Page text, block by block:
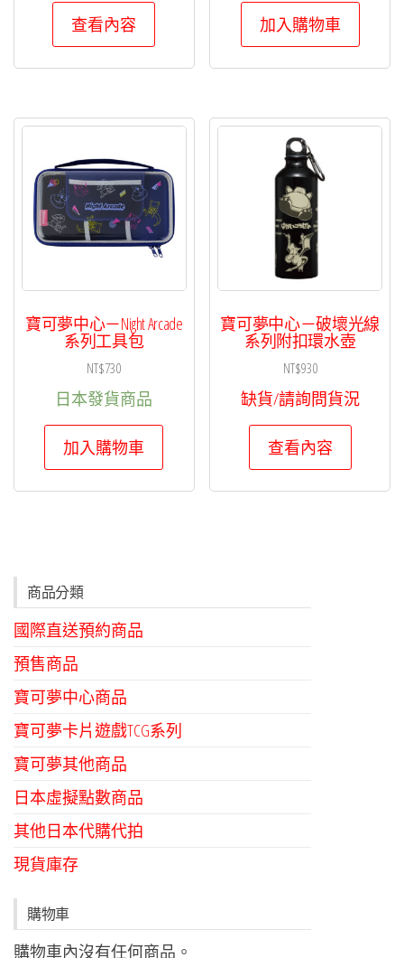
查看內容 加入購物車
寶可夢中心－Night Arcade
系列工具包
NT$730
日本發貨商品
加入購物車
寶可夢中心－破壞光線
系列附扣環水壺
NT$930
缺貨/請詢問貨況
查看內容
商品分類
國際直送預約商品
預售商品
寶可夢中心商品
寶可夢卡片遊戲TCG系列
寶可夢其他商品
日本虛擬點數商品
其他日本代購代拍
現貨庫存
購物車
購物車內沒有任何商品。